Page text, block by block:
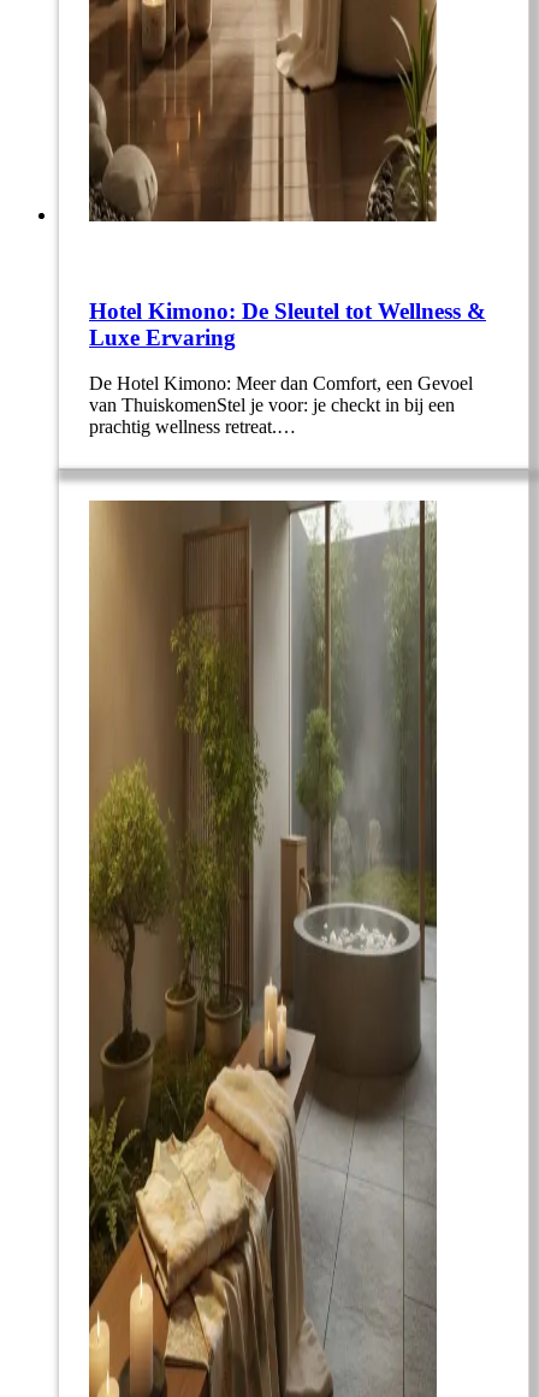
Hotel Kimono: De Sleutel tot Wellness &
Luxe Ervaring
De Hotel Kimono: Meer dan Comfort, een Gevoel
van ThuiskomenStel je voor: je checkt in bij een
prachtig wellness retreat.…